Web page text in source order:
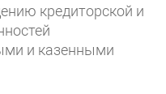
кредиторской и
и казенными